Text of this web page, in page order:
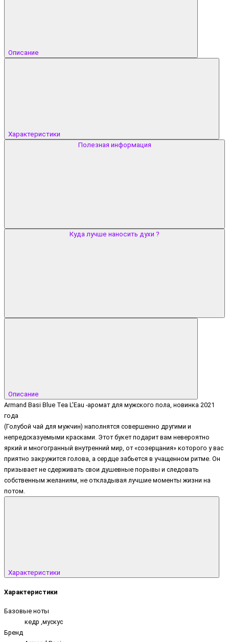
Описание
Характеристики
Полезная информация
Куда лучше наносить духи ?
Описание
Armand Basi Blue Tea L'Eau -аромат для мужского пола, новинка 2021
года
(Голубой чай для мужчин) наполнятся совершенно другими и
непредсказуемыми красками. Этот букет подарит вам невероятно
яркий и многогранный внутренний мир, от «созерцания» которого у вас
приятно закружится голова, а сердце забьется в учащенном ритме. Он
призывает не сдерживать свои душевные порывы и следовать
собственным желаниям, не откладывая лучшие моменты жизни на
потом.
Характеристики
Характеристики
Базовые ноты
кедр ,мускус
Бренд